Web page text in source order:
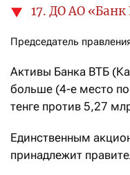
17. ДО АО
Председатель
Активы Банка ВТБ
больше (4-е место
тенге против 5,27
Единственным
принадлежит